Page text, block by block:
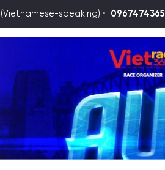
(Vietnamese-speaking) • 0967474365